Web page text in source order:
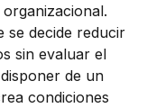
se decide reducir
sin evaluar el
de un
condiciones